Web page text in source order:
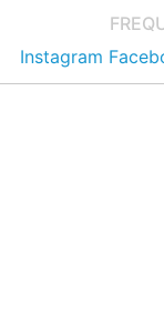
Instagram